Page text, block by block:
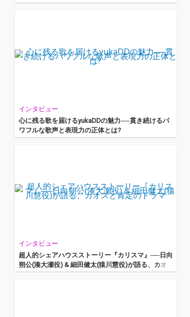
インタビュー
心に残る歌を届けるyukaDDの魅力──貫き続けるパ
ワフルな歌声と表現力の正体とは?
インタビュー
超人的シェアハウスストーリー『カリスマ』──日向
朔公(湊大瀬役) & 細田健太(猿川慧役)が語る、カオ
スと肯定のドラマ